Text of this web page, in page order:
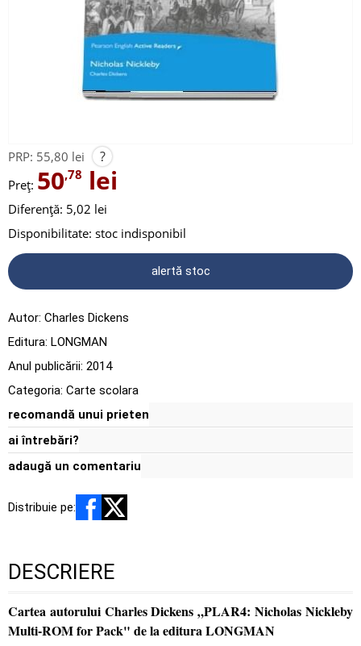
PRP: 55,80 lei ?
Preț: 50,78 lei
Diferență: 5,02 lei
Disponibilitate: stoc indisponibil
alertă stoc
Autor: Charles Dickens
Editura: LONGMAN
Anul publicării: 2014
Categoria: Carte scolara
recomandă unui prieten
ai întrebări?
adaugă un comentariu
Distribuie pe:
DESCRIERE
Cartea autorului Charles Dickens „PLAR4: Nicholas Nickleby
Multi-ROM for Pack" de la editura LONGMAN